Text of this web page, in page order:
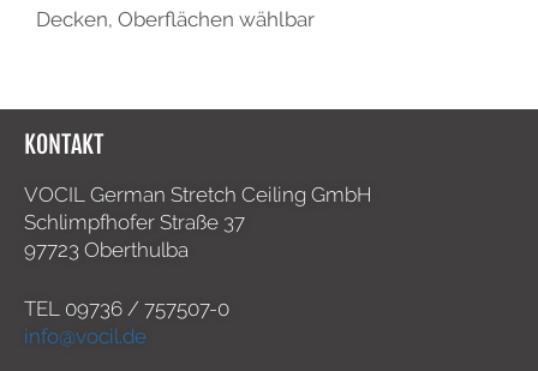
Decken, Oberflächen wählbar
KONTAKT
VOCIL German Stretch Ceiling GmbH
Schlimpfhofer Straße 37
97723 Oberthulba
TEL 09736 / 757507-0
info@vocil.de